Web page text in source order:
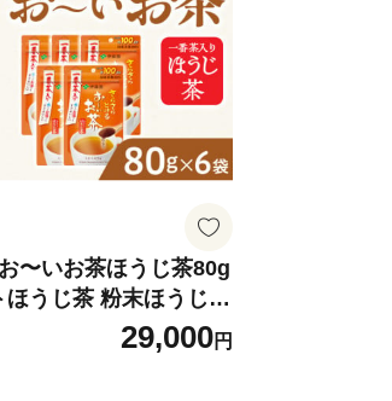
〜いお茶ほうじ茶80g
うじ茶 粉末ほうじ茶
29,000円